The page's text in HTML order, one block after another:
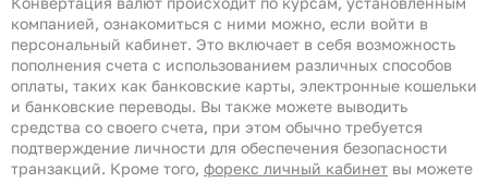
компанией, ознакомиться с ними можно, если войти в
персональный кабинет. Это включает в себя возможность
пополнения счета с использованием различных способов
оплаты, таких как банковские карты, электронные кошельки
и банковские переводы. Вы также можете выводить
средства со своего счета, при этом обычно требуется
подтверждение личности для обеспечения безопасности
транзакций. Кроме того, форекс личный кабинет вы можете